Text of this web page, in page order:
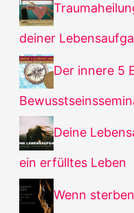
deiner
Der innere 5
Deine
ein erfülltes Leben
Wenn